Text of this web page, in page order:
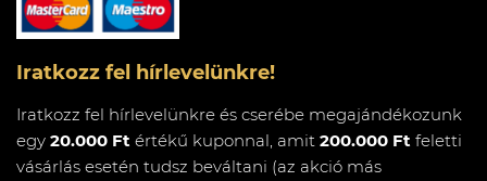
Iratkozz fel hírlevelünkre!
Iratkozz fel hírlevelünkre és cserébe megajándékozunk
egy 20.000 Ft értékű kuponnal, amit 200.000 Ft feletti
vásárlás esetén tudsz beváltani (az akció más